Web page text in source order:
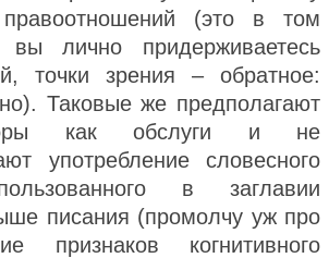
(это в том
лично придерживаетесь
точки зрения – обратное:
Таковые же предполагают
как обслуги и не
употребление словесного
в заглавии
писания (промолчу уж про
признаков когнитивного